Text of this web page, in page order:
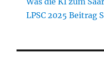
LPSC 2025 Beitrag